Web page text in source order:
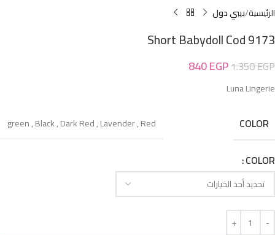
الرئيسية بيبي دول
Short Babydoll Cod 9173
1.350EGP
840EGP
Luna Lingerie
COLOR
green,Black,Dark Red,Lavender,Red
COLOR